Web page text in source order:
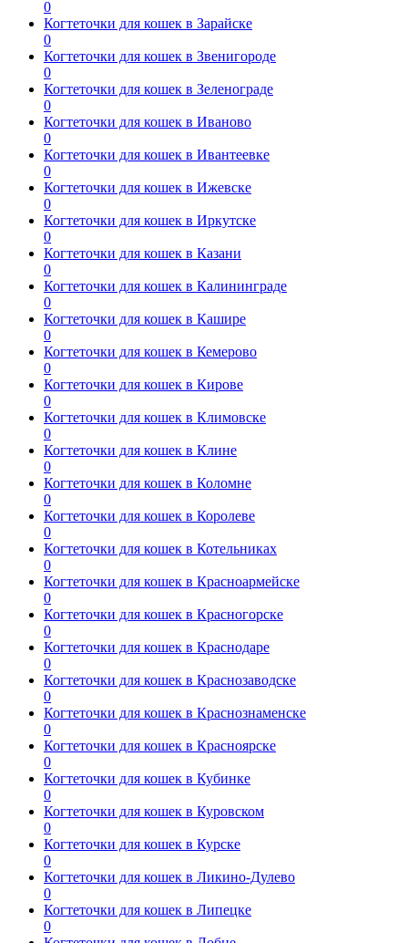
0
Когтеточки для кошек в Зарайске
0
Когтеточки для кошек в Звенигороде
0
Когтеточки для кошек в Зеленограде
0
Когтеточки для кошек в Иваново
0
Когтеточки для кошек в Ивантеевке
0
Когтеточки для кошек в Ижевске
0
Когтеточки для кошек в Иркутске
0
Когтеточки для кошек в Казани
0
Когтеточки для кошек в Калининграде
0
Когтеточки для кошек в Кашире
0
Когтеточки для кошек в Кемерово
0
Когтеточки для кошек в Кирове
0
Когтеточки для кошек в Климовске
0
Когтеточки для кошек в Клине
0
Когтеточки для кошек в Коломне
0
Когтеточки для кошек в Королеве
0
Когтеточки для кошек в Котельниках
0
Когтеточки для кошек в Красноармейске
0
Когтеточки для кошек в Красногорске
0
Когтеточки для кошек в Краснодаре
0
Когтеточки для кошек в Краснозаводске
0
Когтеточки для кошек в Краснознаменске
0
Когтеточки для кошек в Красноярске
0
Когтеточки для кошек в Кубинке
0
Когтеточки для кошек в Куровском
0
Когтеточки для кошек в Курске
0
Когтеточки для кошек в Ликино-Дулево
0
Когтеточки для кошек в Липецке
0